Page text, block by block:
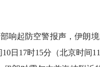
响起防空警报声，伊朗
日17时15分（北京时间